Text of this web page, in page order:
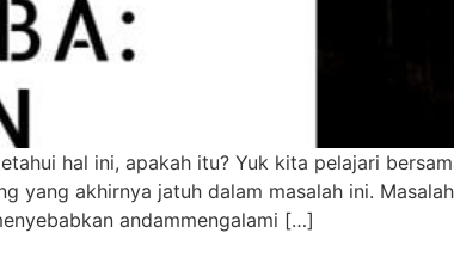
hal ini, apakah itu? Yuk kita pelajari
yang akhirnya jatuh dalam masalah ini.
andammengalami […]